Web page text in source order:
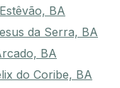
BA
da Serra, BA
BA
do Coribe, BA